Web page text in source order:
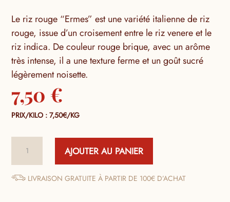
Le riz rouge “Ermes” est une variété italienne de riz
rouge, issue d’un croisement entre le riz venere et le
riz indica. De couleur rouge brique, avec un arôme
très intense, il a une texture ferme et un goût sucré
légèrement noisette.
7,50 €
PRIX/KILO : 7,50€/KG
Riz
Rouge
AJOUTER AU PANIER
LIVRAISON GRATUITE À PARTIR DE 100€ D’ACHAT